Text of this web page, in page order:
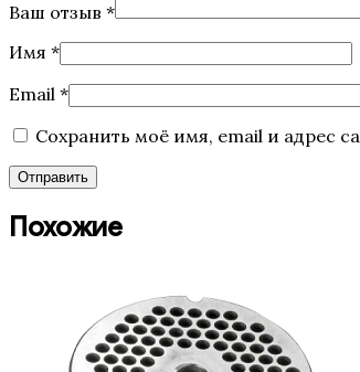
Ваш отзыв *
Имя *
Email *
Сохранить моё имя, email и адрес
Похожие